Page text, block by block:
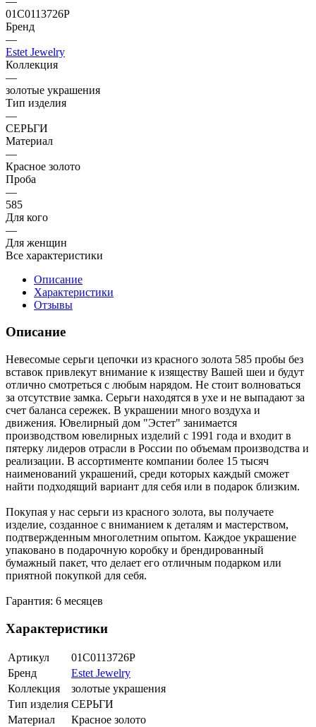
01С0113726Р
Бренд
—
Estet Jewelry
Коллекция
—
золотые украшения
Тип изделия
—
СЕРЬГИ
Материал
—
Красное золото
Проба
—
585
Для кого
—
Для женщин
Все характеристики
Описание
Характеристики
Отзывы
Описание
Невесомые серьги цепочки из красного золота 585 пробы без
вставок привлекут внимание к изяществу Вашей шеи и будут
отлично смотреться с любым нарядом. Не стоит волноваться
за отсутствие замка. Серьги находятся в ухе и не выпадают за
счет баланса сережек. В украшении много воздуха и
движения. Ювелирный дом "Эстет" занимается
производством ювелирных изделий с 1991 года и входит в
пятерку лидеров отрасли в России по объемам производства и
реализации. В ассортименте компании более 15 тысяч
наименований украшений, среди которых каждый сможет
найти подходящий вариант для себя или в подарок близким.
Покупая у нас серьги из красного золота, вы получаете
изделие, созданное с вниманием к деталям и мастерством,
подтвержденным многолетним опытом. Каждое украшение
упаковано в подарочную коробку и брендированный
бумажный пакет, что делает его отличным подарком или
приятной покупкой для себя.
Гарантия: 6 месяцев
Характеристики
Артикул
01С0113726Р
Бренд
Estet Jewelry
Коллекция
золотые украшения
Тип изделия СЕРЬГИ
Материал
Красное золото